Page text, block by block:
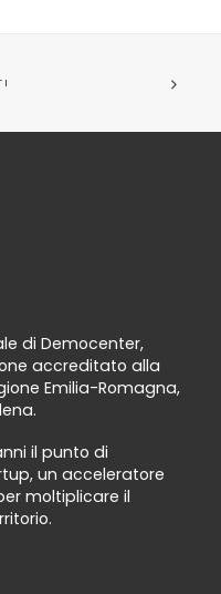
di Democenter,
accreditato alla
Emilia-Romagna,
il punto di
un acceleratore
moltiplicare il